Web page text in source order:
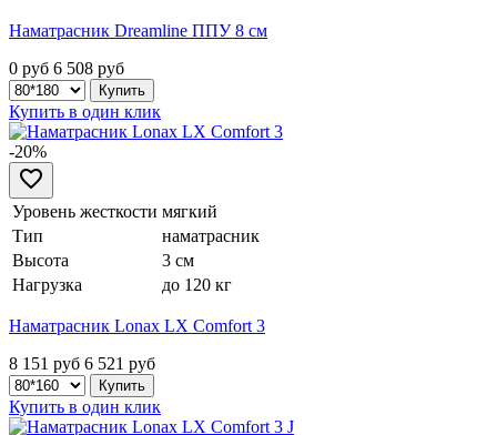
Наматрасник Dreamline ППУ 8 см
0 руб 6 508 руб
Купить в один клик
-20%
Уровень жесткости мягкий
Тип
наматрасник
Высота
3 см
Нагрузка
до 120 кг
Наматрасник Lonax LX Comfort 3
8 151 руб 6 521 руб
Купить в один клик